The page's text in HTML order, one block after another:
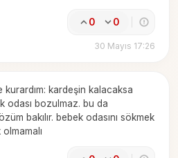
0 0
30 Mayıs 17:26
kurardım: kardeşin kalacaksa
odası bozulmaz. bu da
bakılır. bebek odasını sökmek